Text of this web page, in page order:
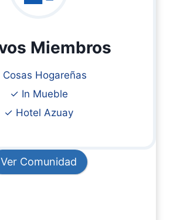
Miembros
Hogareñas
✓ In Mueble
✓ Hotel Azuay
Ver Comunidad